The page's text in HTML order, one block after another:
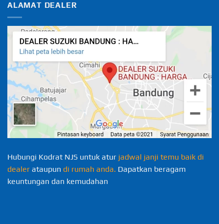
ALAMAT DEALER
Hubungi Kodrat NJS untuk atur jadwal janji temu baik di
dealer ataupun di rumah anda. Dapatkan beragam
keuntungan dan kemudahan